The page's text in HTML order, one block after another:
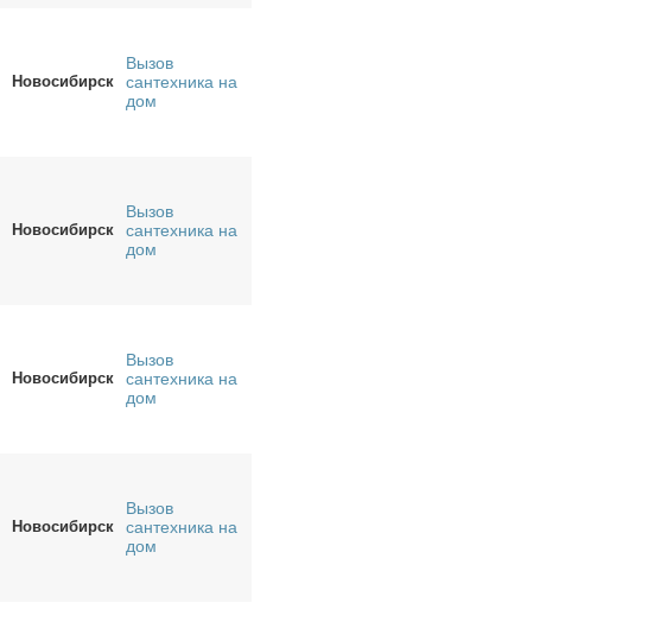
Новосибирск
Вызов
сантехника на
дом
Новосибирск
Вызов
сантехника на
дом
Новосибирск
Вызов
сантехника на
дом
Новосибирск
Вызов
сантехника на
дом